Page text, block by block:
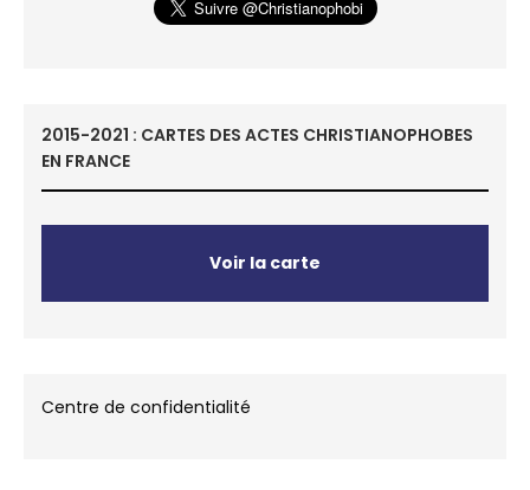
2015-2021 : CARTES DES ACTES CHRISTIANOPHOBES
EN FRANCE
Voir la carte
Centre de confidentialité